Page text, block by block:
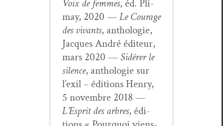
Voix de femmes, éd. Pli­
may, 2020 —Le Courage
des vivants, antholo­gie,
Jacques André édi­teur,
mars 2020 — Sidér­er le
silence, antholo­gie sur
l’exil – édi­tions Hen­ry,
5 novem­bre 2018 —
L’Esprit des arbres, édi­